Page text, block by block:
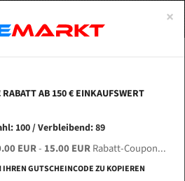
HA-1 Smart für 4090 mm Bi-
×
AB 150 € EINKAUFSWERT
100 / Verbleibend: 89
EUR- 15.00 EURRabatt-Coupon...
GUTSCHEINCODE ZU KOPIEREN